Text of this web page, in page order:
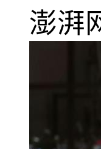
澎湃